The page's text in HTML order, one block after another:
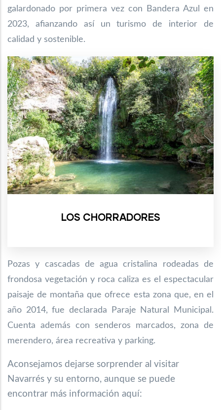
galardonado por primera vez con Bandera Azul en
2023, afianzando así un turismo de interior de
calidad y sostenible.
LOS CHORRADORES
Pozas y cascadas de agua cristalina rodeadas de
frondosa vegetación y roca caliza es el espectacular
paisaje de montaña que ofrece esta zona que, en el
año 2014, fue declarada Paraje Natural Municipal.
Cuenta además con senderos marcados, zona de
merendero, área recreativa y parking.
Aconsejamos dejarse sorprender al visitar
Navarrés y su entorno, aunque se puede
encontrar más información aquí: